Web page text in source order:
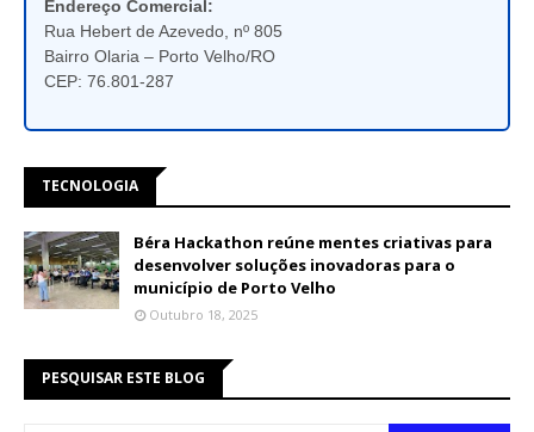
Endereço Comercial:
Rua Hebert de Azevedo, nº 805
Bairro Olaria – Porto Velho/RO
CEP: 76.801-287
TECNOLOGIA
Béra Hackathon reúne mentes criativas para
desenvolver soluções inovadoras para o
município de Porto Velho
Outubro 18, 2025
PESQUISAR ESTE BLOG